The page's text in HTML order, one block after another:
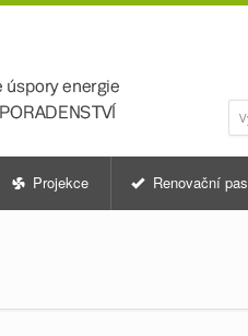
Projekce Renovační pas